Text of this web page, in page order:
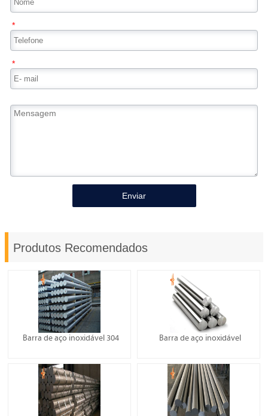
*
*
Enviar
Produtos Recomendados
Barra de aço inoxidável 304 Barra de aço inoxidável